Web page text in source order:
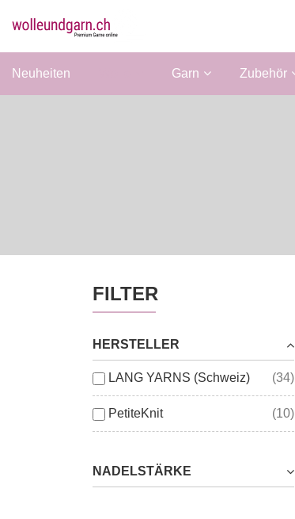
Neuheiten Garn Zubehör
FILTER
HERSTELLER
LANG YARNS (Schweiz) (34)
PetiteKnit (10)
NADELSTÄRKE